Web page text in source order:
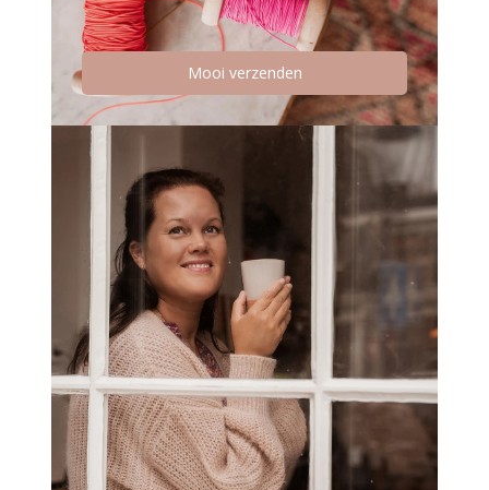
Mooi verzenden